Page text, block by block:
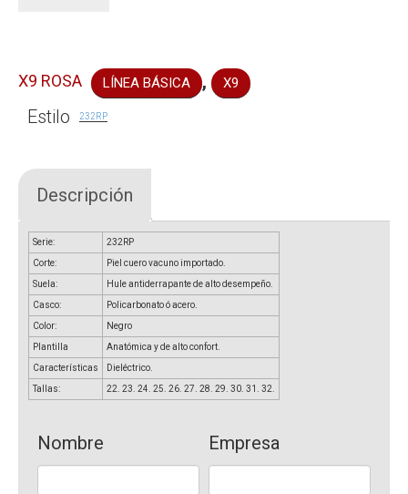
X9 ROSA LÍNEA BÁSICA , X9
Estilo 232RP
Descripción
Serie: 232RP
Corte: Piel cuero vacuno importado.
Suela: Hule antiderrapante de alto desempeño.
Casco: Policarbonato ó acero.
Color: Negro
Plantilla Anatómica y de alto confort.
Características Dieléctrico.
Tallas: 22. 23. 24. 25. 26. 27. 28. 29. 30. 31. 32.
Nombre Empresa